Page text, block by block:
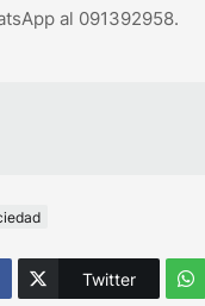
al 091392958.
Twitter